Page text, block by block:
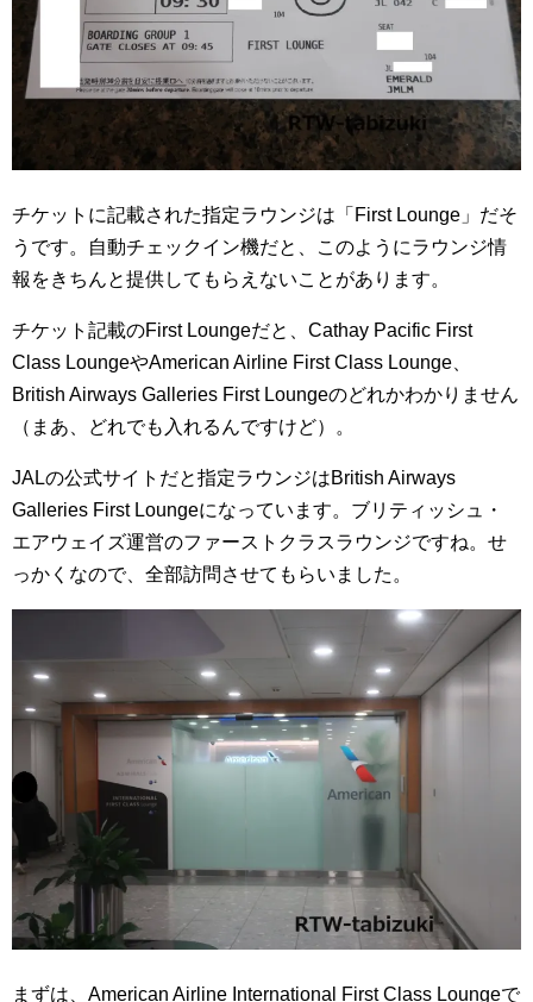
チケットに記載された指定ラウンジは「First Lounge」だそ
うです。自動チェックイン機だと、このようにラウンジ情
報をきちんと提供してもらえないことがあります。
チケット記載のFirst Loungeだと、Cathay Pacific First
Class LoungeやAmerican Airline First Class Lounge、
British Airways Galleries First Loungeのどれかわかりません
（まあ、どれでも入れるんですけど）。
JALの公式サイトだと指定ラウンジはBritish Airways
Galleries First Loungeになっています。ブリティッシュ・
エアウェイズ運営のファーストクラスラウンジですね。せ
っかくなので、全部訪問させてもらいました。
まずは、American Airline International First Class Loungeで